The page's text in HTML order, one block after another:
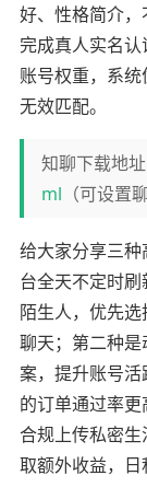
好、性格简介
完成真人实名
账号权重，系
无效匹配。
知聊下载地址
ml （可设置
给大家分享三
台全天不定时
陌生人，优先
聊天；第二种
案，提升账号
的订单通过率更
合规上传私密
取额外收益，日